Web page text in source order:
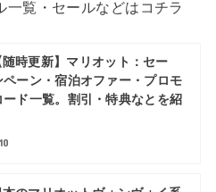
一覧・セールなどはコチラ
随時更新】マリオット：セー
ペーン・宿泊オファー・プロモ
ード一覧。割引・特典なとを紹